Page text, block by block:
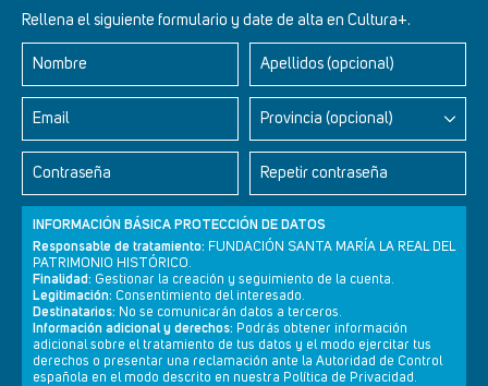
Rellena el siguiente formulario y date de alta en Cultura+.
Nombre Apellidos (opcional)
Email Provincia (opcional)
Contraseña Repetir contraseña
INFORMACIÓN BÁSICA PROTECCIÓN DE DATOS
Responsable de tratamiento: FUNDACIÓN SANTA MARÍA LA REAL DEL
PATRIMONIO HISTÓRICO.
Finalidad: Gestionar la creación y seguimiento de la cuenta.
Legitimación: Consentimiento del interesado.
Destinatarios: No se comunicarán datos a terceros.
Información adicional y derechos: Podrás obtener información
adicional sobre el tratamiento de tus datos y el modo ejercitar tus
derechos o presentar una reclamación ante la Autoridad de Control
española en el modo descrito en nuestra Política de Privacidad.
Retablos Renacentistas Este de León
Newsletter Aviso legal Política de privacidad Política de cookies